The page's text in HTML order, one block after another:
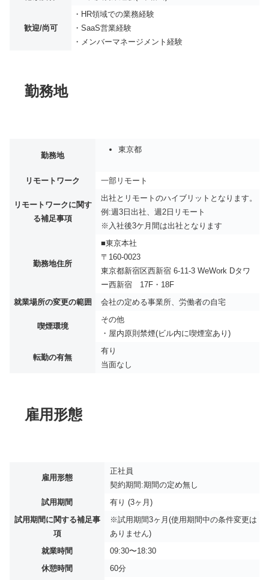
歓迎/尚可
・HR領域での業務経験
・SaaS営業経験
・メンバーマネージメント経験
勤務地
勤務地
東京都
リモートワーク 一部リモート
リモートワークに関す
る補足事項
出社とリモートのハイブリットとなります。
例:週3日出社、週2日リモート
※入社後3ケ月間は出社となります
勤務地住所
■東京本社
〒160-0023
東京都新宿区西新宿 6-11-3 WeWork Dタワ
ー西新宿 17F・18F
就業場所の変更の範囲
会社の定める事業所、労働者の自宅
喫煙環境
その他
・屋内原則禁煙(ビル内に喫煙室あり)
転勤の有無
有り
当面なし
雇用形態
雇用形態
正社員
契約期間:期間の定め無し
試用期間
有り (3ヶ月)
試用期間に関する補足事
項
※試用期間3ヶ月(使用期間中の条件変更は
ありません)
就業時間
09:30〜18:30
休憩時間
60分